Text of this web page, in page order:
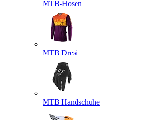
MTB-Hosen
MTB Dresi
MTB Handschuhe